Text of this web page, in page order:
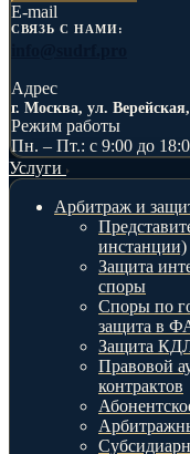
E-mail
СВЯЗЬ С НАМИ:
Адрес
г. Москва, ул.
Режим работы
Пн. – Пт.: с 9:00 до
Услуги
Арбитраж и
инстанции)
Защита
споры
Споры по
защита в
Защита КДЛ
Правовой
контрактов